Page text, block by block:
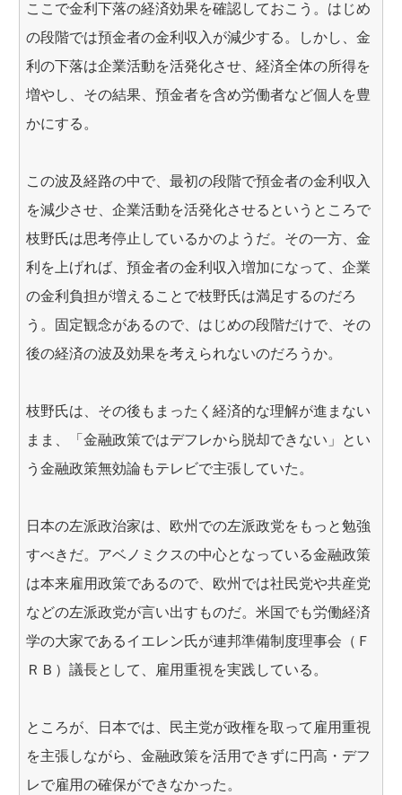
ここで金利下落の経済効果を確認しておこう。はじめ
の段階では預金者の金利収入が減少する。しかし、金
利の下落は企業活動を活発化させ、経済全体の所得を
増やし、その結果、預金者を含め労働者など個人を豊
かにする。
この波及経路の中で、最初の段階で預金者の金利収入
を減少させ、企業活動を活発化させるというところで
枝野氏は思考停止しているかのようだ。その一方、金
利を上げれば、預金者の金利収入増加になって、企業
の金利負担が増えることで枝野氏は満足するのだろ
う。固定観念があるので、はじめの段階だけで、その
後の経済の波及効果を考えられないのだろうか。
枝野氏は、その後もまったく経済的な理解が進まない
まま、「金融政策ではデフレから脱却できない」とい
う金融政策無効論もテレビで主張していた。
日本の左派政治家は、欧州での左派政党をもっと勉強
すべきだ。アベノミクスの中心となっている金融政策
は本来雇用政策であるので、欧州では社民党や共産党
などの左派政党が言い出すものだ。米国でも労働経済
学の大家であるイエレン氏が連邦準備制度理事会（Ｆ
ＲＢ）議長として、雇用重視を実践している。
ところが、日本では、民主党が政権を取って雇用重視
を主張しながら、金融政策を活用できずに円高・デフ
レで雇用の確保ができなかった。